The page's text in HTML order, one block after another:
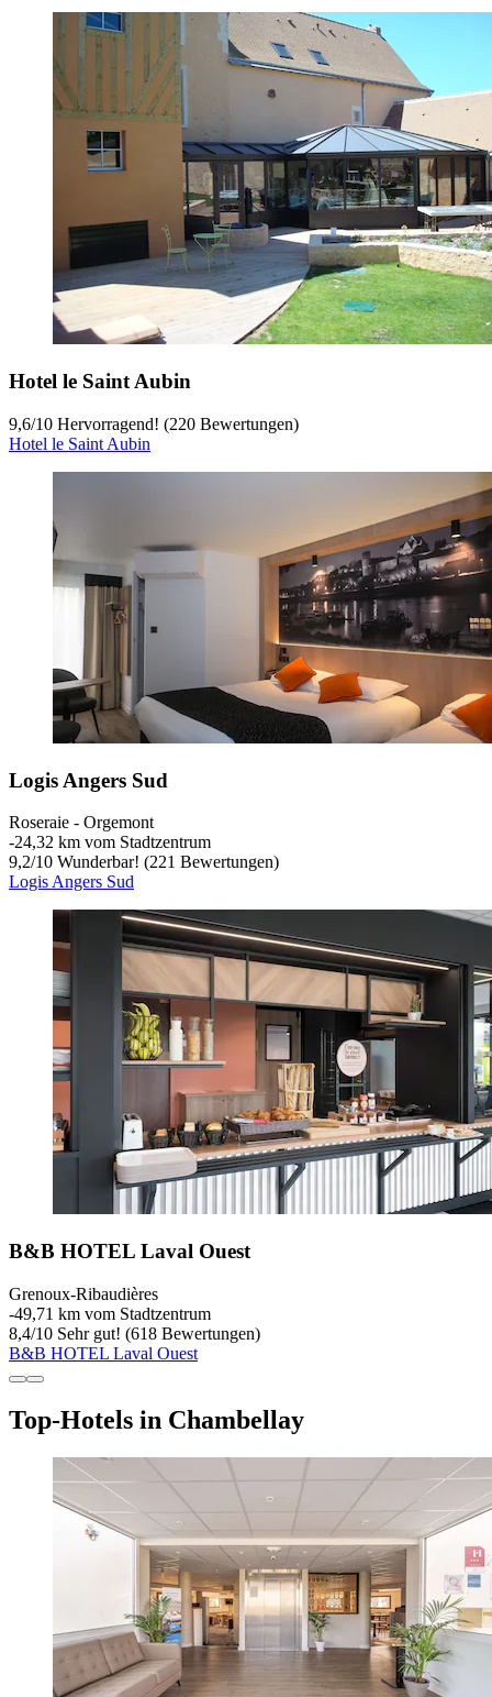
Hotel le Saint Aubin
9,6/10 Hervorragend! (220 Bewertungen)
Hotel le Saint Aubin
Logis Angers Sud
Roseraie - Orgemont
‐24,32 km vom Stadtzentrum
9,2/10 Wunderbar! (221 Bewertungen)
Logis Angers Sud
B&B HOTEL Laval Ouest
Grenoux-Ribaudières
‐49,71 km vom Stadtzentrum
8,4/10 Sehr gut! (618 Bewertungen)
B&B HOTEL Laval Ouest
Top-Hotels in Chambellay